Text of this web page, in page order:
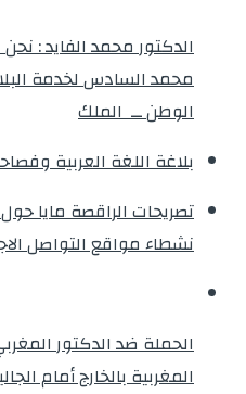
الدكتور محمد الفايد :
محمد السادس لخدمة
الوطن ــ الملك
بلاغة اللغة العربية
تصريحات الراقصة مايا
نشطاء مواقع التواصل
الحملة ضد الدكتور
المغربية بالخارج أمام